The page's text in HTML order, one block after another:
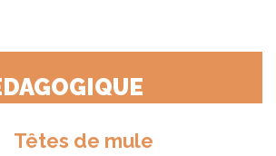
Têtes de mule